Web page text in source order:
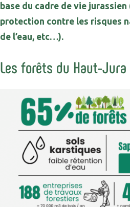
base du cadre de vie jurassien
protection contre les risques
de l’eau, etc…).
Les forêts du Haut-